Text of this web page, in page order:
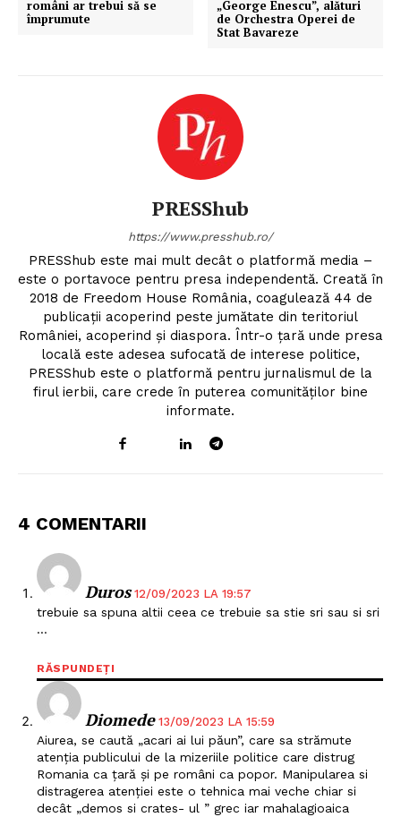
români ar trebui să se
împrumute
„George Enescu”, alături
de Orchestra Operei de
Stat Bavareze
PRESShub
https://www.presshub.ro/
PRESShub este mai mult decât o platformă media –
este o portavoce pentru presa independentă. Creată în
2018 de Freedom House România, coagulează 44 de
publicații acoperind peste jumătate din teritoriul
României, acoperind și diaspora. Într-o țară unde presa
locală este adesea sufocată de interese politice,
PRESShub este o platformă pentru jurnalismul de la
firul ierbii, care crede în puterea comunităților bine
informate.
4 COMENTARII
Duros 12/09/2023 LA 19:57
trebuie sa spuna altii ceea ce trebuie sa stie sri sau si sri
…
RĂSPUNDEȚI
Diomede 13/09/2023 LA 15:59
Aiurea, se caută „acari ai lui păun”, care sa strămute
atenția publicului de la mizeriile politice care distrug
Romania ca țară și pe români ca popor. Manipularea si
distragerea atenției este o tehnica mai veche chiar si
decât „demos si crates- ul ” grec iar mahalagioaica